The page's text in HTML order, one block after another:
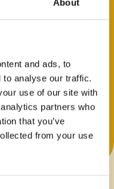
About
and ads, to
to analyse our traffic.
use of our site with
partners who
that you’ve
from your use
una migliore